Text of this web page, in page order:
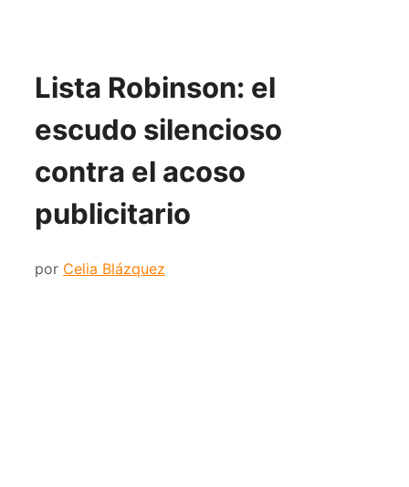
Lista Robinson: el
escudo silencioso
contra el acoso
publicitario
por Celia Blázquez